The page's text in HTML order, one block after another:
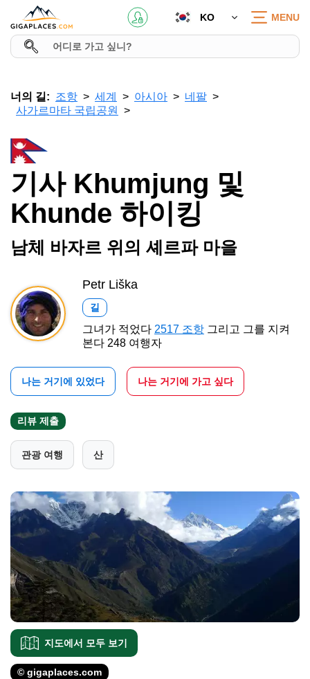
KO MENU
너의 길: 조항 세계 아시아
네팔
사가르마타 국립공원
기사 Khumjung 및
Khunde 하이킹
남체 바자르 위의 셰르파 마을
Petr Liška
길
그녀가 적었다 2517 조항 그리고 그를 지켜
본다 248 여행자
나는 거기에 있었다 나는 거기에 가고 싶다
리뷰 제출
관광 여행 산
지도에서 모두 보기
© gigaplaces.com